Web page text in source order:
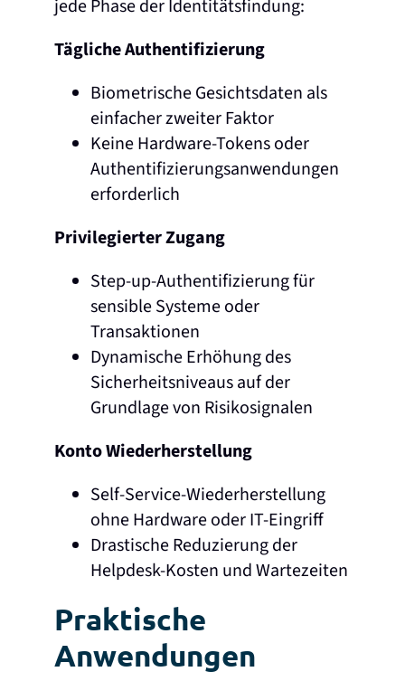
jede Phase der Identitätsfindung:
Tägliche Authentifizierung
Biometrische Gesichtsdaten als
einfacher zweiter Faktor
Keine Hardware-Tokens oder
Authentifizierungsanwendungen
erforderlich
Privilegierter Zugang
Step-up-Authentifizierung für
sensible Systeme oder
Transaktionen
Dynamische Erhöhung des
Sicherheitsniveaus auf der
Grundlage von Risikosignalen
Konto Wiederherstellung
Self-Service-Wiederherstellung
ohne Hardware oder IT-Eingriff
Drastische Reduzierung der
Helpdesk-Kosten und Wartezeiten
Praktische
Anwendungen